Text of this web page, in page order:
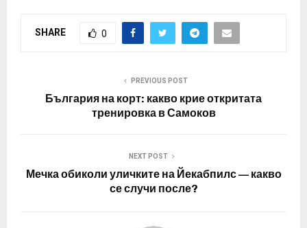
SHARE 0
PREVIOUS POST
България на корт: какво крие откритата
тренировка в Самоков
NEXT POST
Мечка обиколи уличките на Йекабпилс — какво
се случи после?